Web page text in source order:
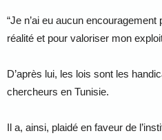
“Je n’ai eu aucun
réalité et pour valoriser mon
D’après lui, les lois sont les
chercheurs en Tunisie.
Il a, ainsi, plaidé en faveur de